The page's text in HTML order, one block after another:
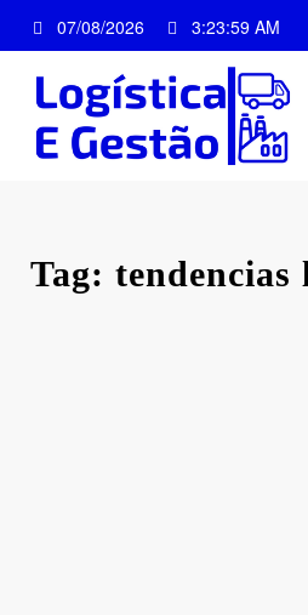
para
conteúdo
07/08/2026 3:23:59 AM
Tag: tendencias